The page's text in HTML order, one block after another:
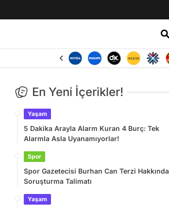
En Yeni İçerikler!
Yaşam
5 Dakika Arayla Alarm Kuran 4 Burç: Tek
Alarmla Asla Uyanamıyorlar!
Spor
Spor Gazetecisi Burhan Can Terzi Hakkında
Soruşturma Talimatı
Yaşam